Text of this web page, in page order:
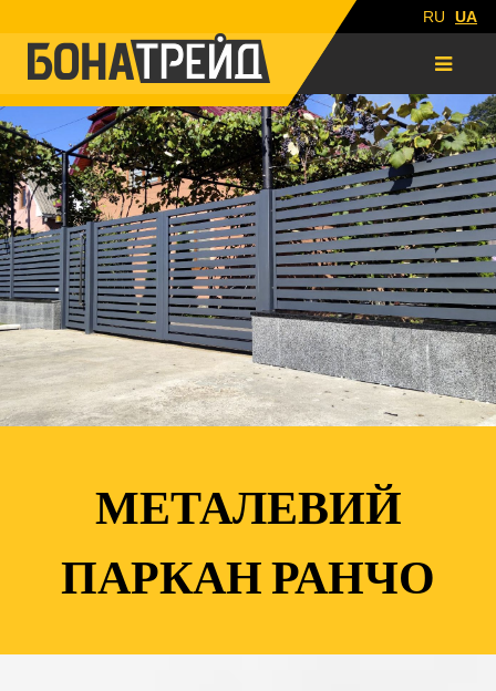
RU UA
МЕТАЛЕВИЙ
ПАРКАН РАНЧО